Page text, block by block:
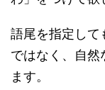
語尾を指定して
ではなく、自然
ます。